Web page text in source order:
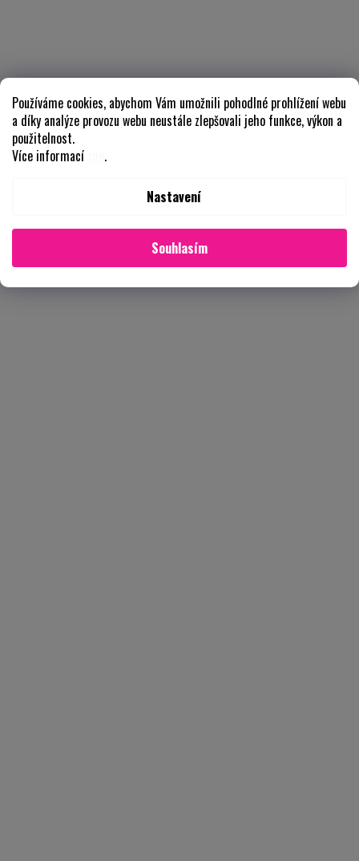
Používáme cookies, abychom Vám umožnili pohodlné prohlížení webu
a díky analýze provozu webu neustále zlepšovali jeho funkce, výkon a
použitelnost.
Více informací
.
Nastavení
Souhlasím